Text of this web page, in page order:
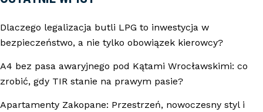
Dlaczego legalizacja butli LPG to inwestycja w
bezpieczeństwo, a nie tylko obowiązek kierowcy?
A4 bez pasa awaryjnego pod Kątami Wrocławskimi: co
zrobić, gdy TIR stanie na prawym pasie?
Apartamenty Zakopane: Przestrzeń, nowoczesny styl i